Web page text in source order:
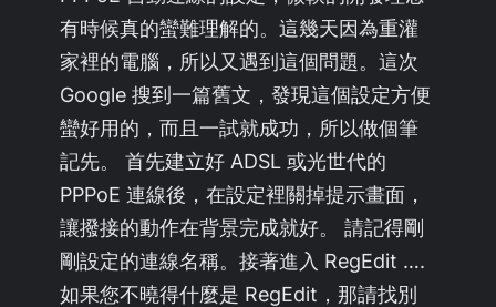
有時候真的蠻難理解的。這幾天因為重灌
家裡的電腦，所以又遇到這個問題。這次
Google 搜到一篇舊文，發現這個設定方便
蠻好用的，而且一試就成功，所以做個筆
記先。 首先建立好 ADSL 或光世代的
PPPoE 連線後，在設定裡關掉提示畫面，
讓撥接的動作在背景完成就好。 請記得剛
剛設定的連線名稱。接著進入 RegEdit ….
如果您不曉得什麼是 RegEdit，那請找別